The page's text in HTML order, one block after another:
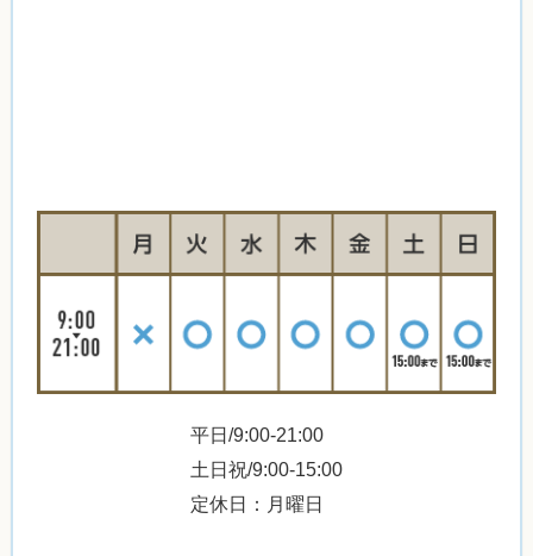
平日/9:00-21:00
土日祝/9:00-15:00
定休日：月曜日